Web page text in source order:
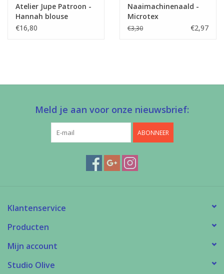
Atelier Jupe Patroon -
Hannah blouse
€16,80
Naaimachinenaald -
Microtex
€3,30 €2,97
Meld je aan voor onze nieuwsbrief:
ABONNEER
Klantenservice
Producten
Mijn account
Studio Olive